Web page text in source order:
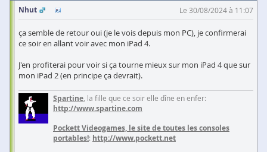
Nhut
Le 30/08/2024 à 11:07
ça semble de retour oui (je le vois depuis mon PC), je confirmerai
ce soir en allant voir avec mon iPad 4.
J'en profiterai pour voir si ça tourne mieux sur mon iPad 4 que sur
mon iPad 2 (en principe ça devrait).
Spartine, la fille que ce soir elle dîne en enfer:
http://www.spartine.com
Pockett Videogames, le site de toutes les consoles
portables!: http://www.pockett.net